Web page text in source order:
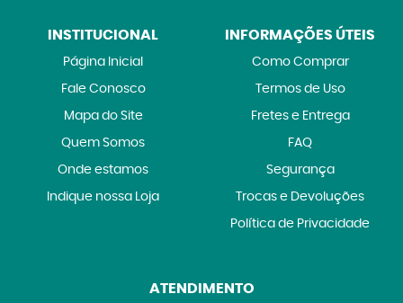
INSTITUCIONAL
Página Inicial
Fale Conosco
Mapa do Site
Quem Somos
Onde estamos
Indique nossa Loja
INFORMAÇÕES ÚTEIS
Como Comprar
Termos de Uso
Fretes e Entrega
FAQ
Segurança
Trocas e Devoluções
Política de Privacidade
ATENDIMENTO